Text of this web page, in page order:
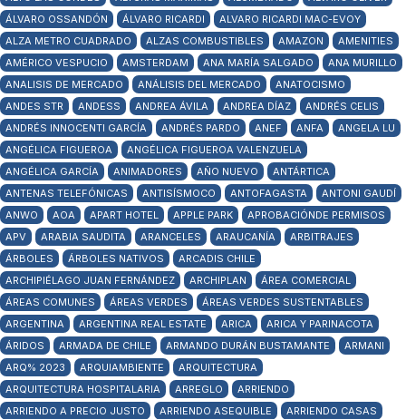
ÁLVARO OSSANDÓN
ÁLVARO RICARDI
ALVARO RICARDI MAC-EVOY
ALZA METRO CUADRADO
ALZAS COMBUSTIBLES AMAZON
AMENITIES
AMÉRICO VESPUCIO
AMSTERDAM ANA MARÍA SALGADO
ANA MURILLO
ANALISIS DE MERCADO
ANÁLISIS DEL MERCADO
ANATOCISMO
ANDES STR
ANDESS ANDREA ÁVILA ANDREA DÍAZ
ANDRÉS CELIS
ANDRÉS INNOCENTI GARCÍA
ANDRÉS PARDO ANEF ANFA
ANGELA LU
ANGÉLICA FIGUEROA
ANGÉLICA FIGUEROA VALENZUELA
ANGÉLICA GARCÍA
ANIMADORES AÑO NUEVO
ANTÁRTICA
ANTENAS TELEFÓNICAS
ANTISÍSMOCO ANTOFAGASTA
ANTONI GAUDÍ
ANWO
AOA APART HOTEL APPLE PARK
APROBACIÓNDE PERMISOS
APV
ARABIA SAUDITA ARANCELES ARAUCANÍA
ARBITRAJES
ÁRBOLES
ÁRBOLES NATIVOS
ARCADIS CHILE
ARCHIPIÉLAGO JUAN FERNÁNDEZ
ARCHIPLAN
ÁREA COMERCIAL
ÁREAS COMUNES
ÁREAS VERDES
ÁREAS VERDES SUSTENTABLES
ARGENTINA
ARGENTINA REAL ESTATE ARICA
ARICA Y PARINACOTA
ÁRIDOS
ARMADA DE CHILE ARMANDO DURÁN BUSTAMANTE
ARMANI
ARQ% 2023
ARQUIAMBIENTE
ARQUITECTURA
ARQUITECTURA HOSPITALARIA
ARREGLO
ARRIENDO
ARRIENDO A PRECIO JUSTO
ARRIENDO ASEQUIBLE
ARRIENDO CASAS